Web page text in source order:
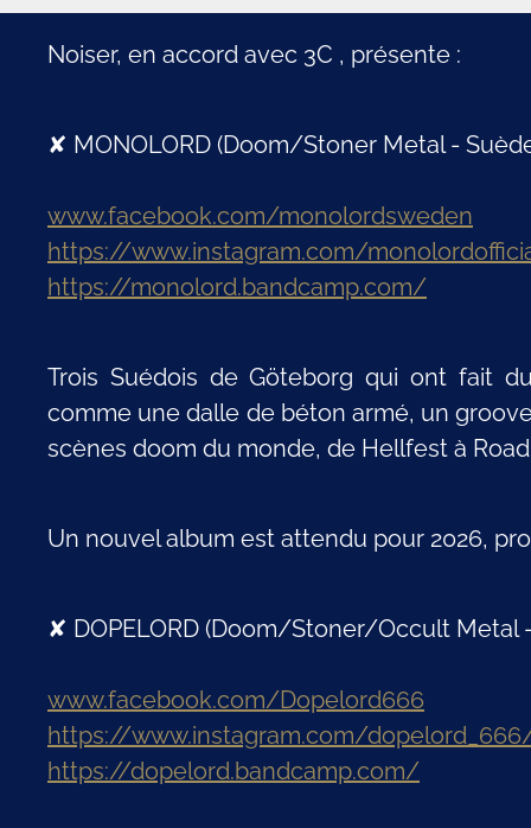
Noiser, en accord avec 3C , présente :
✘ MONOLORD (Doom/Stoner Metal -
www.facebook.com/monolordsweden
https://www.instagram.com/
https://monolord.bandcamp.com/
Trois Suédois de Göteborg qui ont fait
comme une dalle de béton armé, un
scènes doom du monde, de Hellfest à
Un nouvel album est attendu pour 2026,
✘ DOPELORD (Doom/Stoner/Occult Metal
www.facebook.com/Dopelord666
https://www.instagram.com/
https://dopelord.bandcamp.com/